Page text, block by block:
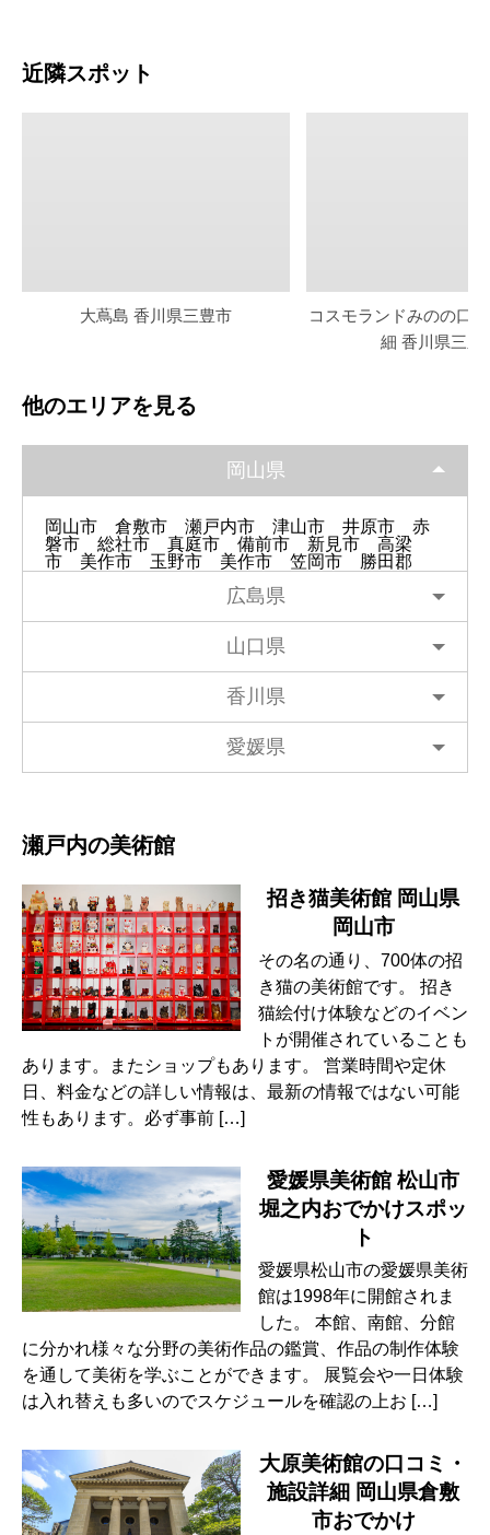
近隣スポット
大蔦島 香川県三豊市
コスモランドみのの口
細 香川県三豊
他のエリアを見る
岡山県
岡山市 倉敷市 瀬戸内市 津山市 井原市
赤
磐市
総社市 真庭市 備前市 新見市
高梁
市
美作市 玉野市 美作市 笠岡市 勝田郡
広島県
山口県
香川県
愛媛県
瀬戸内の美術館
招き猫美術館 岡山県
岡山市
その名の通り、700体の招
き猫の美術館です。 招き
猫絵付け体験などのイベン
トが開催されていることも
あります。またショップもあります。 営業時間や定休
日、料金などの詳しい情報は、最新の情報ではない可能
性もあります。必ず事前 […]
愛媛県美術館 松山市
堀之内おでかけスポッ
ト
愛媛県松山市の愛媛県美術
館は1998年に開館されま
した。 本館、南館、分館
に分かれ様々な分野の美術作品の鑑賞、作品の制作体験
を通して美術を学ぶことができます。 展覧会や一日体験
は入れ替えも多いのでスケジュールを確認の上お […]
大原美術館の口コミ・
施設詳細 岡山県倉敷
市おでかけ